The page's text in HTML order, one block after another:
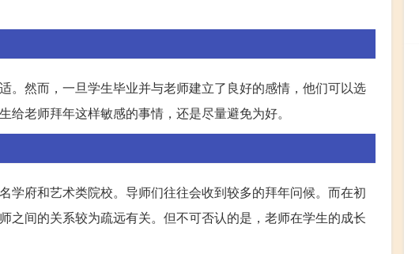
。然而，一旦学生毕业并与老师建立了良好的感情，他们可以选
老师拜年这样敏感的事情，还是尽量避免为好。
府和艺术类院校。导师们往往会收到较多的拜年问候。而在初
间的关系较为疏远有关。但不可否认的是，老师在学生的成长